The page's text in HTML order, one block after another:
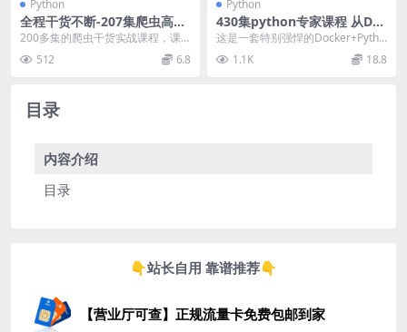
Python
全程干货不断-207集爬虫高级
实战教程 Python爬虫干货实
200多集的爬虫干货实战课程，课
程带领同学们不断的进行一个个小
项目和实践，一边学...
512 6.8
Python
430集python专家课程 从Do
kcer到爬虫技术架构+Python
这是一套特别强悍的Docker+Pytho
n爬虫实战课程，课程共有10个章
节进行...
1.1K 18.8
目录
内容介绍
目录
👇站长自用 靠谱推荐👇
【营业厅可查】正规流量卡免费包邮到家